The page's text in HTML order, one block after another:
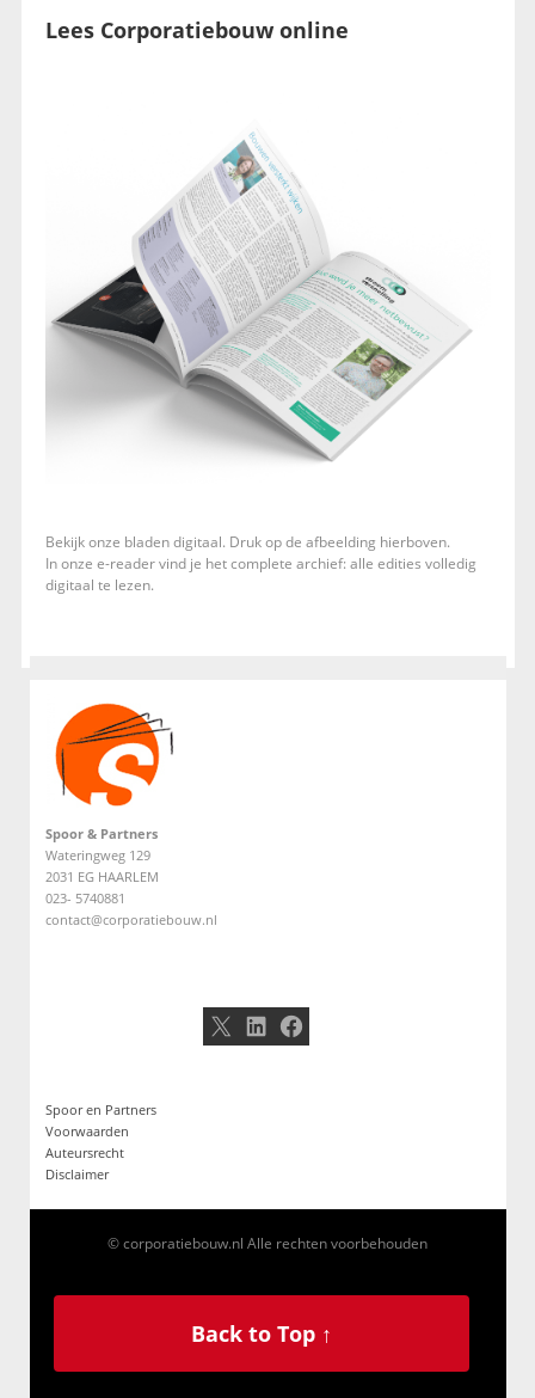
Lees Corporatiebouw online
Bekijk onze bladen digitaal. Druk op de afbeelding hierboven.
In onze e-reader vind je het complete archief: alle edities volledig
digitaal te lezen.
Spoor & Partners
Wateringweg 129
2031 EG HAARLEM
023- 5740881
contact@corporatiebouw.nl
X LinkedIn
Facebook
Spoor en Partners
Voorwaarden
Auteursrecht
Disclaimer
© corporatiebouw.nl Alle rechten voorbehouden
Back to Top ↑